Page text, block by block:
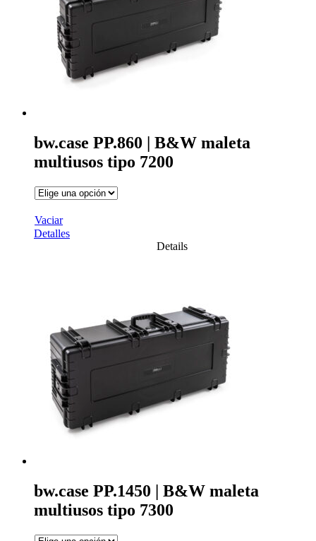
bw.case PP.860 | B&W maleta
multiusos tipo 7200
Vaciar
Detalles
Details
bw.case PP.1450 | B&W maleta
multiusos tipo 7300